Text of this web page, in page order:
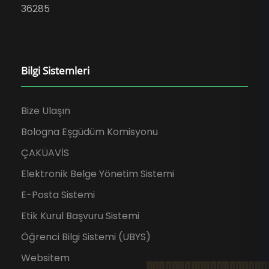
36285
Bilgi Sistemleri
Bize Ulaşın
Bologna Eşgüdüm Komisyonu
ÇAKÜAVİS
Elektronik Belge Yönetim Sistemi
E-Posta Sistemi
Etik Kurul Başvuru Sistemi
Öğrenci Bilgi Sistemi (UBYS)
Websitem